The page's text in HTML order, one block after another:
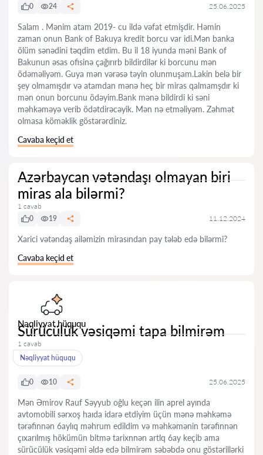
0 24 25.06.2025
Salam . Mənim atam 2019- cu ildə vəfat etmişdir. Həmin
zaman onun Bank of Bakuya kredit borcu var idi.Mən banka
ölüm sənədini təqdim etdim. Bu il 18 iyunda məni Bank of
Bakunun əsas ofisinə çağırırb bildirdilər ki borcunu mən
ödəməliyəm. Guya mən vərəsə təyin olunmuşam.Lakin belə bir
şey olmamışdır və atamdan mənə heç bir miras qalmamşdır ki
mən onun borcunu ödəyim.Bank mənə bildirdi ki səni
məhkəməyə verib ödətdirəcəyik. Mən nə etməliyəm. Zəhmət
olmasa köməklik göstərərdiniz.
Cavaba keçid et
Azərbaycan vətəndaşı olmayan biri
miras ala bilərmi?
1 cavab
0
19 11.12.2024
Xarici vətəndaş ailəmizin mirasından pay tələb edə bilərmi?
Cavaba keçid et
Nəqliyyat hüququ
Sürücülük vəsiqəmi tapa bilmirəm
1 cavab
Nəqliyyat hüququ
0 10 25.06.2025
Mən Əmirov Rauf Səyyub oğlu keçən ilin aprel ayında
avtomobili sərxoş haıda idarə etdiyim üçün mənə məhkəmə
tərəfinnən 6aylıq məhrum edildim və məhkəmənin tərəfinnən
çıxarılmış hökümün bitmə tarixnnən artlq 6ay keçib ama
sürücülük vəsiqəmi əldə edə bilmirəm səbəbdə onu göstərillərki